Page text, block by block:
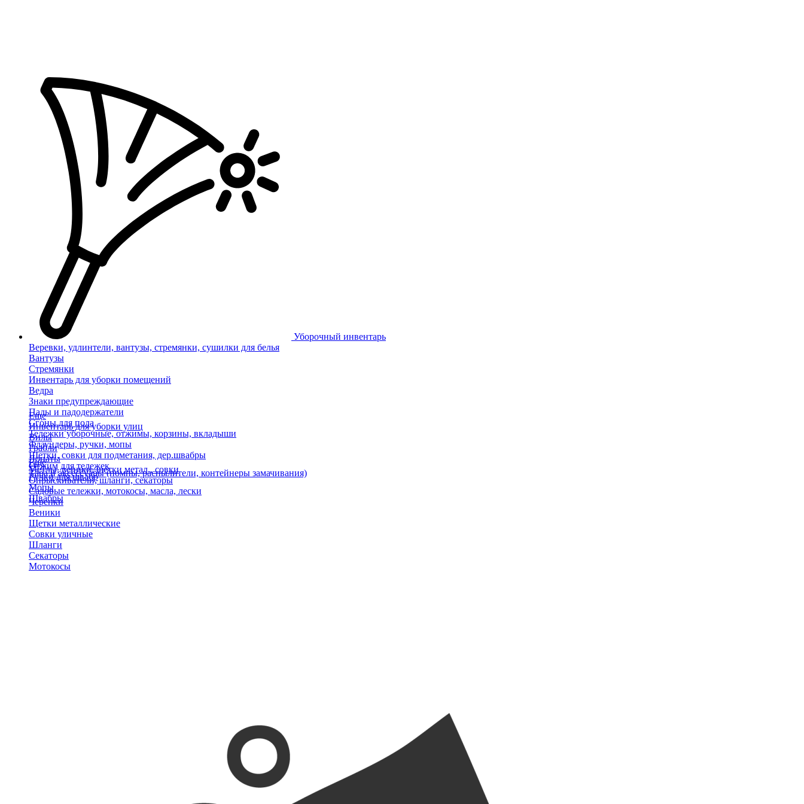
Уборочный инвентарь
Веревки, удлинтели, вантузы, стремянки, сушилки для белья
Вантузы
Стремянки
Инвентарь для уборки помещений
Ведра
Знаки предупреждающие
Пады и падодержатели
Сгоны для пола
Тележки уборочные, отжимы, корзины, вкладыши
Флаундеры, ручки, мопы
Щетки, совки для подметания, дер.швабры
Отжим для тележек
Ручки для швабр
Мопы
Швабры
Еще
Инвентарь для уборки улиц
Вилы
Грабли
Лопаты
Метлы, веники, щетки метал., совки
Опрыскиватели, шланги, секаторы
Садовые тележки, мотокосы, масла, лески
Черенки
Веники
Щетки металлические
Совки уличные
Шланги
Секаторы
Мотокосы
Еще
Тара и аксессуары (помпы, распылители, контейнеры замачивания)